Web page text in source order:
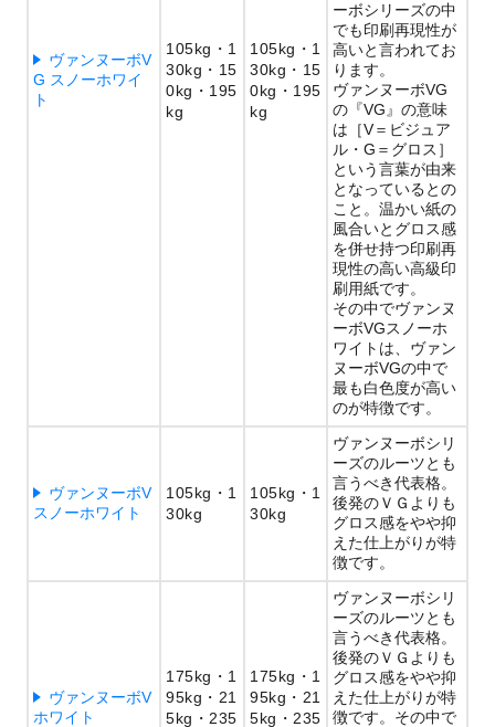
ヴァンヌーボV
G スノーホワイ
ト
105kg
1
30kg
15
0kg
195
kg
105kg
1
30kg
15
0kg
195
kg
ーボシリーズの中
でも印刷再現性が
高いと言われてお
ります。
ヴァンヌーボVG
の『VG』の意味
は［V＝ビジュア
ル・G＝グロス］
という言葉が由来
となっているとの
こと。温かい紙の
風合いとグロス感
を併せ持つ印刷再
現性の高い高級印
刷用紙です。
その中でヴァンヌ
ーボVGスノーホ
ワイトは、ヴァン
ヌーボVGの中で
最も白色度が高い
のが特徴です。
ヴァンヌーボV
スノーホワイト
105kg
1
30kg
105kg
1
30kg
ヴァンヌーボシリ
ーズのルーツとも
言うべき代表格。
後発のＶＧよりも
グロス感をやや抑
えた仕上がりが特
徴です。
ヴァンヌーボV
ホワイト
175kg
1
95kg
21
5kg
235
175kg
1
95kg
21
5kg
235
ヴァンヌーボシリ
ーズのルーツとも
言うべき代表格。
後発のＶＧよりも
グロス感をやや抑
えた仕上がりが特
徴です。その中で